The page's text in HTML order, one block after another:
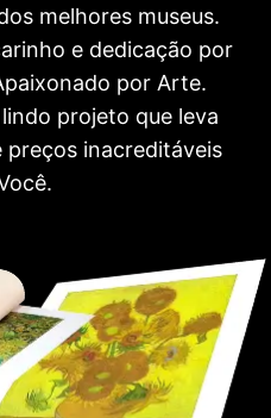
melhores museus.
e dedicação por
por Arte.
projeto que leva
preços inacreditáveis